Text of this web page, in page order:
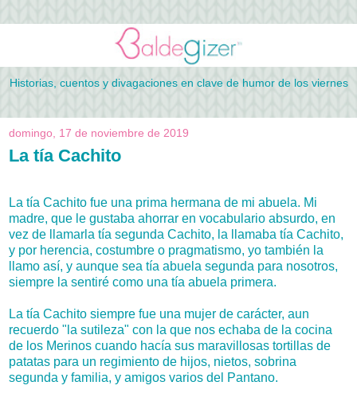
Historias, cuentos y divagaciones en clave de humor de los viernes
domingo, 17 de noviembre de 2019
La tía Cachito
La tía Cachito fue una prima hermana de mi abuela. Mi
madre, que le gustaba ahorrar en vocabulario absurdo, en
vez de llamarla tía segunda Cachito, la llamaba tía Cachito,
y por herencia, costumbre o pragmatismo, yo también la
llamo así, y aunque sea tía abuela segunda para nosotros,
siempre la sentiré como una tía abuela primera.
La tía Cachito siempre fue una mujer de carácter, aun
recuerdo "la sutileza" con la que nos echaba de la cocina
de los Merinos cuando hacía sus maravillosas tortillas de
patatas para un regimiento de hijos, nietos, sobrina
segunda y familia, y amigos varios del Pantano.